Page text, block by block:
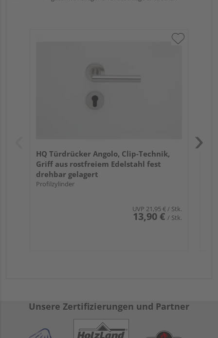
HQ Türdrücker Angolo, Clip-Technik,
Griff aus rostfreiem Edelstahl fest
drehbar gelagert
Profilzylinder
UVP 21,95 €/ Stk.
13,90 € / Stk.
Unsere Zertifizierungen und Partner